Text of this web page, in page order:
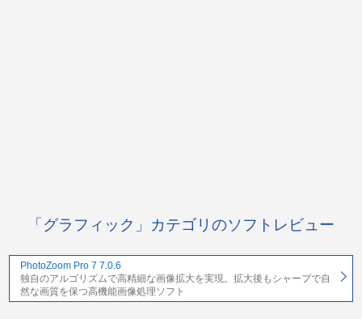
「グラフィック」カテゴリのソフトレビュー
PhotoZoom Pro 7 7.0.6
独自のアルゴリズムで高精細な画像拡大を実現。拡大後もシャープで自
然な画質を保つ高機能画像処理ソフト